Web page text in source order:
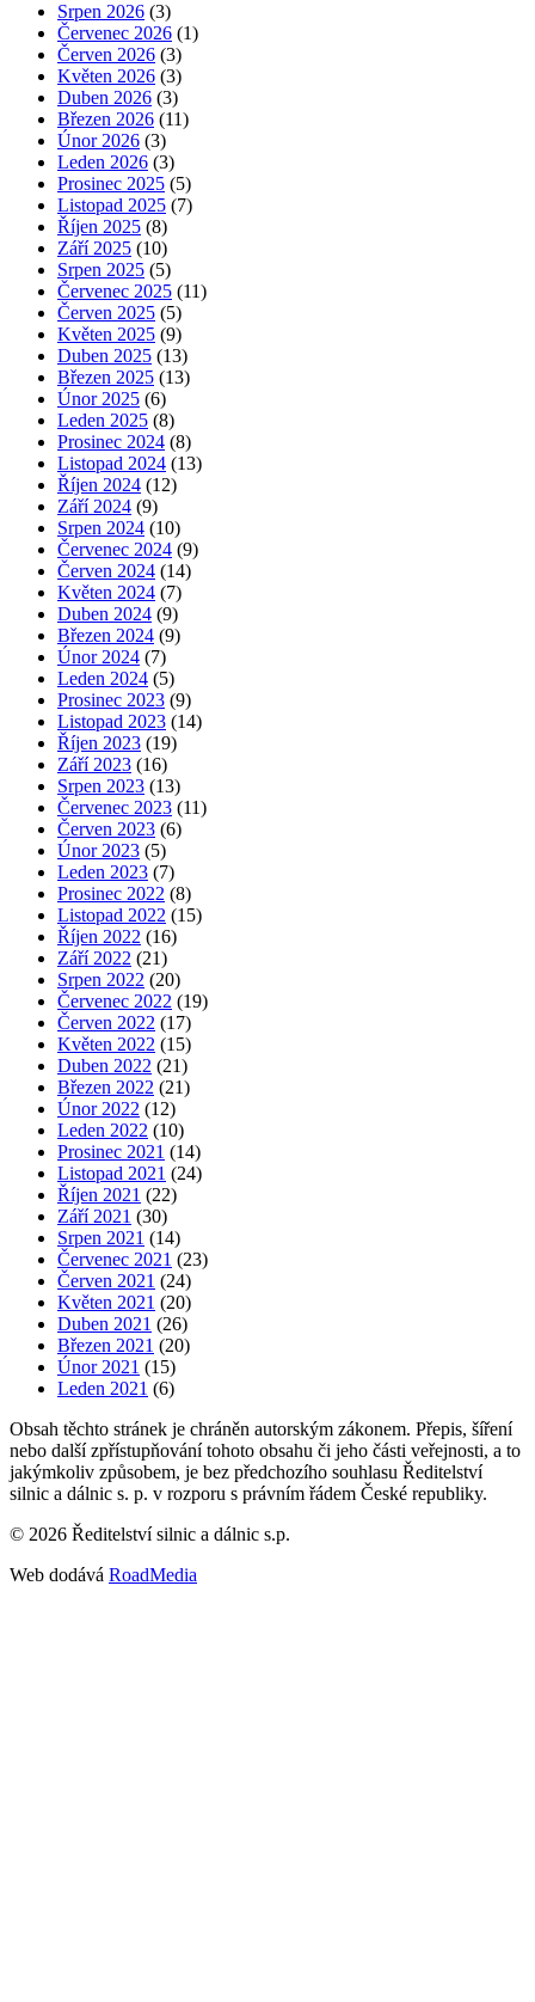
Srpen 2026 (3)
Červenec 2026 (1)
Červen 2026 (3)
Květen 2026 (3)
Duben 2026 (3)
Březen 2026 (11)
Únor 2026 (3)
Leden 2026 (3)
Prosinec 2025 (5)
Listopad 2025 (7)
Říjen 2025 (8)
Září 2025 (10)
Srpen 2025 (5)
Červenec 2025 (11)
Červen 2025 (5)
Květen 2025 (9)
Duben 2025 (13)
Březen 2025 (13)
Únor 2025 (6)
Leden 2025 (8)
Prosinec 2024 (8)
Listopad 2024 (13)
Říjen 2024 (12)
Září 2024 (9)
Srpen 2024 (10)
Červenec 2024 (9)
Červen 2024 (14)
Květen 2024 (7)
Duben 2024 (9)
Březen 2024 (9)
Únor 2024 (7)
Leden 2024 (5)
Prosinec 2023 (9)
Listopad 2023 (14)
Říjen 2023 (19)
Září 2023 (16)
Srpen 2023 (13)
Červenec 2023 (11)
Červen 2023 (6)
Únor 2023 (5)
Leden 2023 (7)
Prosinec 2022 (8)
Listopad 2022 (15)
Říjen 2022 (16)
Září 2022 (21)
Srpen 2022 (20)
Červenec 2022 (19)
Červen 2022 (17)
Květen 2022 (15)
Duben 2022 (21)
Březen 2022 (21)
Únor 2022 (12)
Leden 2022 (10)
Prosinec 2021 (14)
Listopad 2021 (24)
Říjen 2021 (22)
Září 2021 (30)
Srpen 2021 (14)
Červenec 2021 (23)
Červen 2021 (24)
Květen 2021 (20)
Duben 2021 (26)
Březen 2021 (20)
Únor 2021 (15)
Leden 2021 (6)
Obsah těchto stránek je chráněn autorským zákonem. Přepis, šíření
nebo další zpřístupňování tohoto obsahu či jeho části veřejnosti, a to
jakýmkoliv způsobem, je bez předchozího souhlasu Ředitelství
silnic a dálnic s. p. v rozporu s právním řádem České republiky.
© 2026 Ředitelství silnic a dálnic s.p.
Web dodává RoadMedia